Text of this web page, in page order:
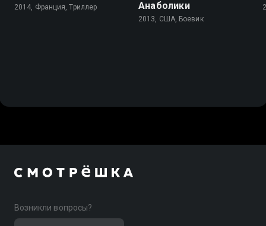
2014, Франция, Триллер
Анаболики
2013, США, Боевик
Возникли вопросы?